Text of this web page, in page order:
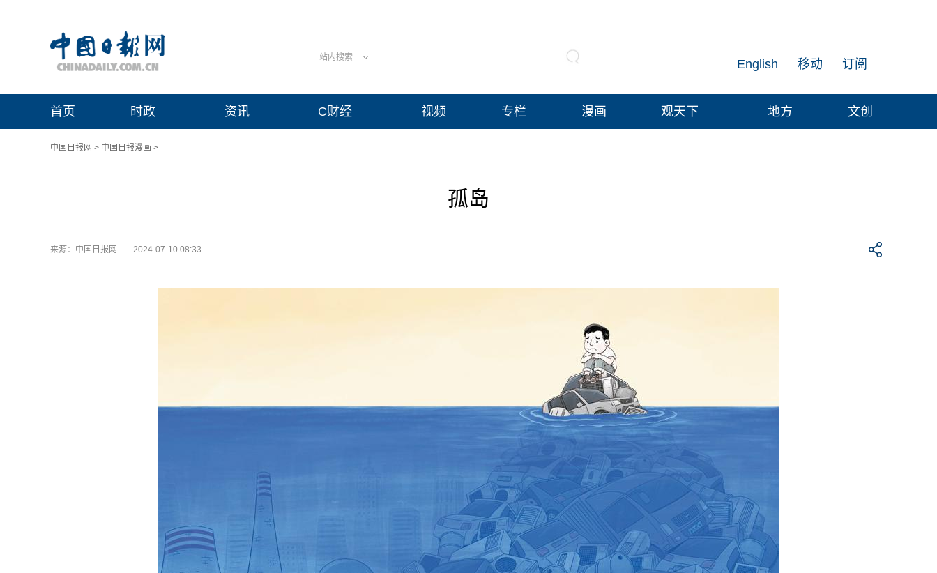
站内搜索 订阅
移动
English
首页 时政 资讯 C财经 视频 专栏 漫画 观天下 地方 文创
中国日报网 > 中国日报漫画 >
孤岛
来源：中国日报网 2024-07-10 08:33